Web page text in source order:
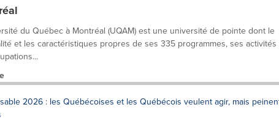
du Québec à Montréal (UQAM) est une université de pointe dont le
et les caractéristiques propres de ses 335 programmes, ses activités
2026 : les Québécoises et les Québécois veulent agir, mais